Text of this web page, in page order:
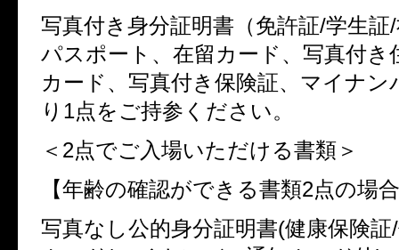
写真付き身分証明書（免許証/学生証/
パスポート、在留カード、写真付き
カード、写真付き保険証、マイナン
り 1点をご持参ください。
＜ 2点でご入場いただける書類＞
【年齢の確認ができる書類2点の場
写真なし公的身分証明書(健康保険証/